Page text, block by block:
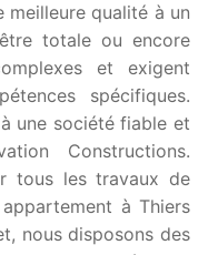
meilleure qualité à un
totale ou encore
et exigent
spécifiques.
une société fiable et
Constructions.
tous les travaux de
à Thiers
nous disposons des